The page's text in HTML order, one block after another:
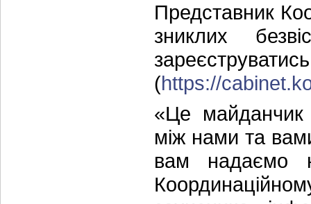
Представник
зниклих
(https://
«Це майданчик
між нами та
вам надаємо